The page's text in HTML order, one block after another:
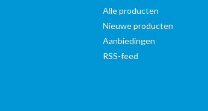
Alle producten
Nieuwe producten
Aanbiedingen
RSS-feed